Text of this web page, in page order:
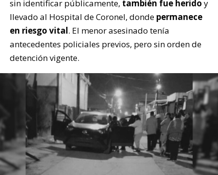
sin identificar públicamente, también fue herido y
llevado al Hospital de Coronel, donde permanece
en riesgo vital. El menor asesinado tenía
antecedentes policiales previos, pero sin orden de
detención vigente.